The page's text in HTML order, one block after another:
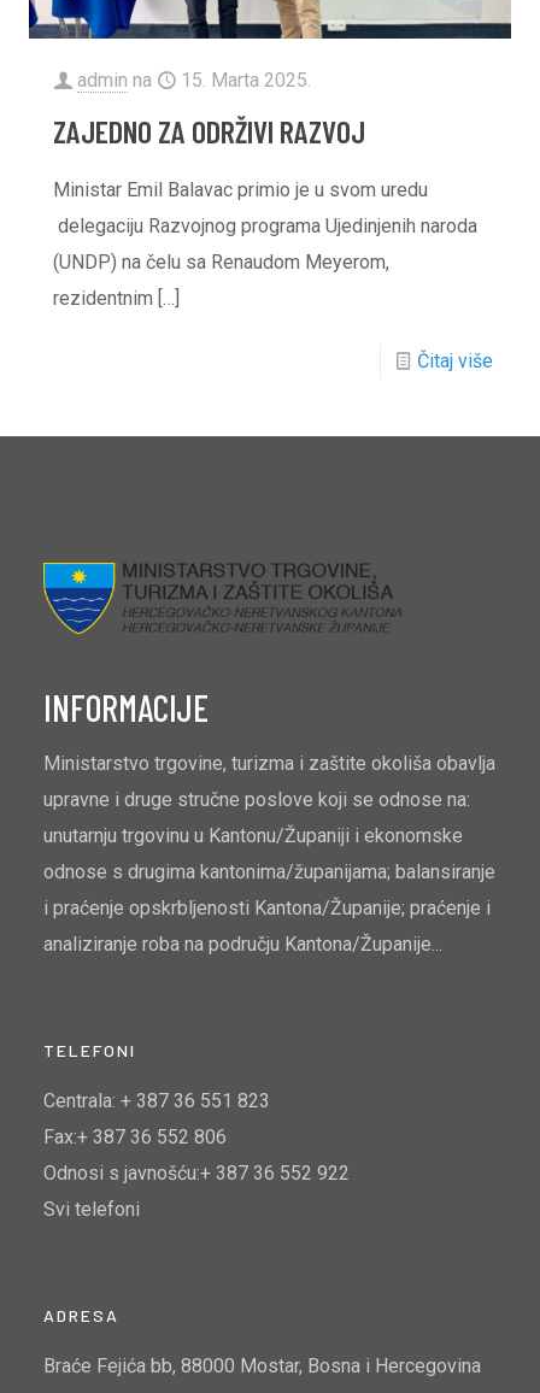
admin na 15. Marta 2025.
ZAJEDNO ZA ODRŽIVI RAZVOJ
Ministar Emil Balavac primio je u svom uredu
delegaciju Razvojnog programa Ujedinjenih naroda
(UNDP) na čelu sa Renaudom Meyerom,
rezidentnim […]
Čitaj više
INFORMACIJE
Ministarstvo trgovine, turizma i zaštite okoliša obavlja
upravne i druge stručne poslove koji se odnose na:
unutarnju trgovinu u Kantonu/Županiji i ekonomske
odnose s drugima kantonima/županijama; balansiranje
i praćenje opskrbljenosti Kantona/Županije; praćenje i
analiziranje roba na području Kantona/Županije...
TELEFONI
Centrala: + 387 36 551 823
Fax:+ 387 36 552 806
Odnosi s javnošću:+ 387 36 552 922
Svi telefoni
ADRESA
Braće Fejića bb, 88000 Mostar, Bosna i Hercegovina